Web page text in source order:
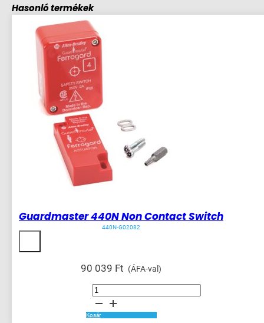
Hasonló termékek
Guardmaster 440N Non Contact Switch
440N-G02082
90 039 Ft (ÁFA-val)
Guardmaster
440N
Contact
Switch
mennyiség
Kosár